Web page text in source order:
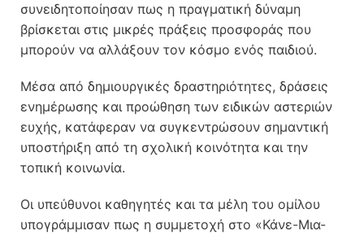
συνειδητοποίησαν πως η πραγματική δύναμη
βρίσκεται στις μικρές πράξεις προσφοράς που
μπορούν να αλλάξουν τον κόσμο ενός παιδιού.
Μέσα από δημιουργικές δραστηριότητες, δράσεις
ενημέρωσης και προώθηση των ειδικών αστεριών
ευχής, κατάφεραν να συγκεντρώσουν σημαντική
υποστήριξη από τη σχολική κοινότητα και την
τοπική κοινωνία.
Οι υπεύθυνοι καθηγητές και τα μέλη του ομίλου
υπογράμμισαν πως η συμμετοχή στο «Κάνε-Μια-